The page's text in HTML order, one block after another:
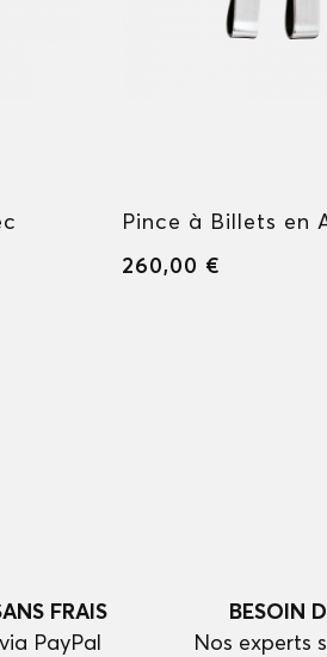
Pince à Billets en
260,00 €
FRAIS
PayPal
BESOIN
Nos experts